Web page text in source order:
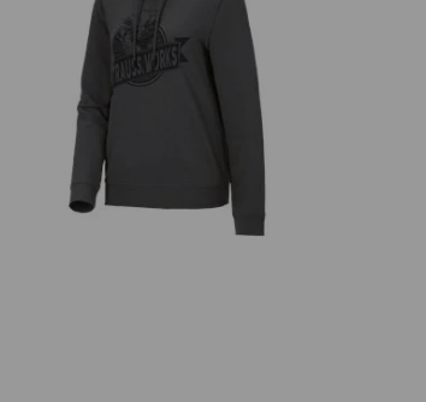
Mikina s kapucňou e.s.iconic works,